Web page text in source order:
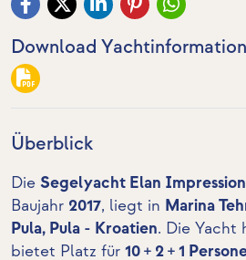
Download
Überblick
Die Segelyacht Elan Impression
Baujahr 2017, liegt in Marina
Pula, Pula - Kroatien. Die Yacht
bietet Platz für 10 + 2 + 1